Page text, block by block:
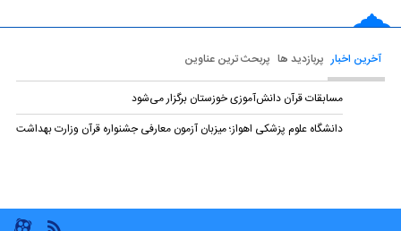
آخرین اخبار پربازدید ها پربحث ترین عناوین
مسابقات قرآن دانش‌آموزی خوزستان برگزار می‌شود
دانشگاه علوم پزشکی اهواز؛ میزبان آزمون معارفی جشنواره قرآن وزارت بهداشت